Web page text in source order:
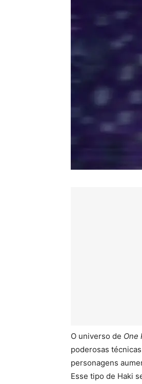
O universo de One
poderosas
personagens
Esse tipo de Haki